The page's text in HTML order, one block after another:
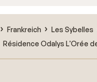
Frankreich
Les Sybelles
Résidence Odalys L'Orée